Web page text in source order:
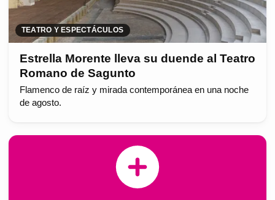
TEATRO Y ESPECTÁCULOS
Estrella Morente lleva su duende al Teatro
Romano de Sagunto
Flamenco de raíz y mirada contemporánea en una noche
de agosto.